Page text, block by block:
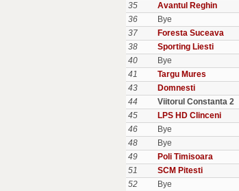
35
Avantul Reghin
36
Bye
37
Foresta Suceava
38
Sporting Liesti
40
Bye
41
Targu Mures
43
Domnesti
44
Viitorul Constanta 2
45
LPS HD Clinceni
46
Bye
48
Bye
49
Poli Timisoara
51
SCM Pitesti
52
Bye